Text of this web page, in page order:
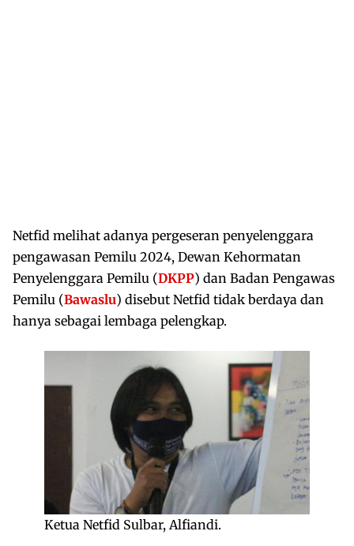
Netfid melihat adanya pergeseran penyelenggara
pengawasan Pemilu 2024, Dewan Kehormatan
Penyelenggara Pemilu (DKPP) dan Badan Pengawas
Pemilu (Bawaslu) disebut Netfid tidak berdaya dan
hanya sebagai lembaga pelengkap.
Ketua Netfid Sulbar, Alfiandi.